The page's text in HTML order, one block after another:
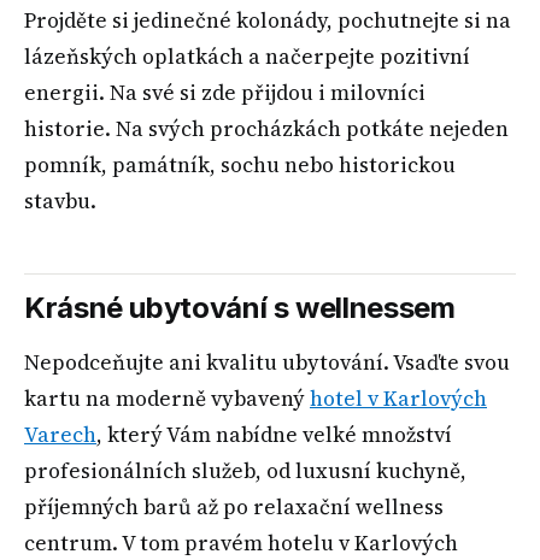
Projděte si jedinečné kolonády, pochutnejte si na
lázeňských oplatkách a načerpejte pozitivní
energii. Na své si zde přijdou i milovníci
historie. Na svých procházkách potkáte nejeden
pomník, památník, sochu nebo historickou
stavbu.
Krásné ubytování s wellnessem
Nepodceňujte ani kvalitu ubytování. Vsaďte svou
kartu na moderně vybavenýhotel v Karlových
Varech, který Vám nabídne velké množství
profesionálních služeb, od luxusní kuchyně,
příjemných barů až po relaxační wellness
centrum. V tom pravém hotelu v Karlových